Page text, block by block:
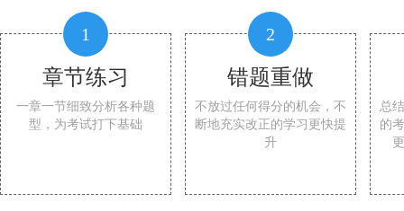
1
章节练习
一章一节细致分析各种题
型，为考试打下基础
2
错题重做
不放过任何得分的机会，不
断地充实改正的学习更快提
升
总
的